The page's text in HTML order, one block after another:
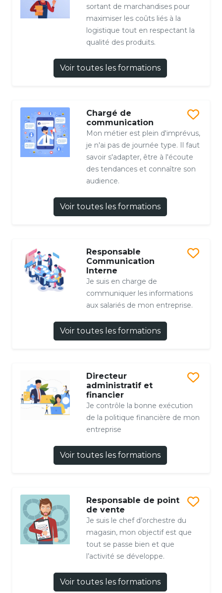
sortant de marchandises pour
maximiser les coûts liés à la
logistique tout en respectant la
qualité des produits.
Voir toutes les formations
Chargé de
communication
Mon métier est plein d'imprévus,
je n'ai pas de journée type. Il faut
savoir s'adapter, être à l'écoute
des tendances et connaître son
audience.
Voir toutes les formations
Responsable
Communication
Interne
Je suis en charge de
communiquer les informations
aux salariés de mon entreprise.
Voir toutes les formations
Directeur
administratif et
financier
Je contrôle la bonne exécution
de la politique financière de mon
entreprise
Voir toutes les formations
Responsable de point
de vente
Je suis le chef d’orchestre du
magasin, mon objectif est que
tout se passe bien et que
l’activité se développe.
Voir toutes les formations